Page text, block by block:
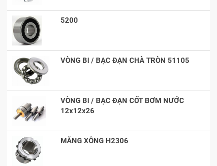
5200
VÒNG BI / BẠC ĐẠN CHÀ TRÒN 51105
VÒNG BI / BẠC ĐẠN CỐT BƠM NƯỚC
12x12x26
MĂNG XÔNG H2306